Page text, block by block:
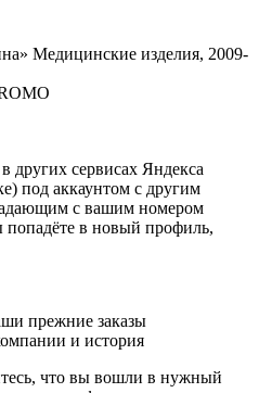
Медицинские изделия, 2009-
других сервисах Яндекса
под аккаунтом с другим
с вашим номером
в новый профиль,
прежние заказы
и история
что вы вошли в нужный